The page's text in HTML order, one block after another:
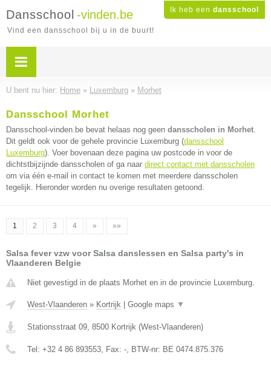
Ik heb een dansschool
Dansschool -vinden.be
Vind een dansschool bij u in de buurt!
U bent nu hier: Home » Luxemburg » Morhet
Dansschool Morhet
Dansschool-vinden.be bevat helaas nog geen dansscholen in Morhet.
Dit geldt ook voor de gehele provincie Luxemburg (dansschool
Luxemburg). Voer bovenaan deze pagina uw postcode in voor de
dichtstbijzijnde dansscholen of ga naar direct contact met dansscholen
om via één e-mail in contact te komen met meerdere dansscholen
tegelijk. Hieronder worden nu overige resultaten getoond.
1 2 3 4 » »»
Salsa fever vzw voor Salsa danslessen en Salsa party's in
Vlaanderen Belgie
Niet gevestigd in de plaats Morhet en in de provincie Luxemburg.
West-Vlaanderen » Kortrijk Google maps ▼
Stationsstraat 09, 8500 Kortrijk (West-Vlaanderen)
Tel: +32 4 86 893553, Fax: -, BTW-nr: BE 0474.875.376